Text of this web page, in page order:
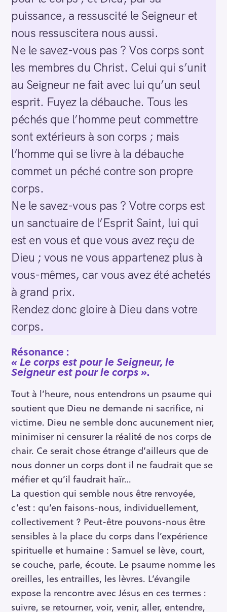
puissance, a ressuscité le Seigneur et
nous ressuscitera nous aussi.
Ne le savez-vous pas ? Vos corps sont
les membres du Christ. Celui qui s’unit
au Seigneur ne fait avec lui qu’un seul
esprit. Fuyez la débauche. Tous les
péchés que l’homme peut commettre
sont extérieurs à son corps ; mais
l’homme qui se livre à la débauche
commet un péché contre son propre
corps.
Ne le savez-vous pas ? Votre corps est
un sanctuaire de l’Esprit Saint, lui qui
est en vous et que vous avez reçu de
Dieu ; vous ne vous appartenez plus à
vous-mêmes, car vous avez été achetés
à grand prix.
Rendez donc gloire à Dieu dans votre
corps.
Résonance :
« Le corps est pour le Seigneur, le
Seigneur est pour le corps ».
Tout à l’heure, nous entendrons un psaume qui
soutient que Dieu ne demande ni sacrifice, ni
victime. Dieu ne semble donc aucunement nier,
minimiser ni censurer la réalité de nos corps de
chair. Ce serait chose étrange d’ailleurs que de
nous donner un corps dont il ne faudrait que se
méfier et qu’il faudrait haïr…
La question qui semble nous être renvoyée,
c’est : qu’en faisons-nous, individuellement,
collectivement ? Peut-être pouvons-nous être
sensibles à la place du corps dans l’expérience
spirituelle et humaine : Samuel se lève, court,
se couche, parle, écoute. Le psaume nomme les
oreilles, les entrailles, les lèvres. L’évangile
expose la rencontre avec Jésus en ces termes :
suivre, se retourner, voir, venir, aller, entendre,
r
c
h
: